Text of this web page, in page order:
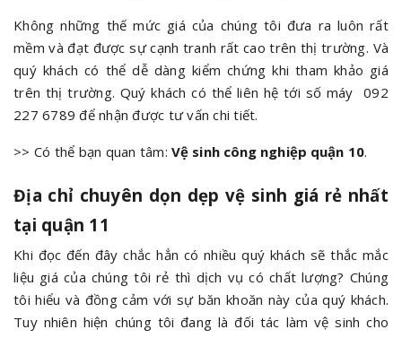
Không những thế mức giá của chúng tôi đưa ra luôn rất
mềm và đạt được sự cạnh tranh rất cao trên thị trường. Và
quý khách có thể dễ dàng kiểm chứng khi tham khảo giá
trên thị trường. Quý khách có thể liên hệ tới số máy 092
227 6789 để nhận được tư vấn chi tiết.
>> Có thể bạn quan tâm: Vệ sinh công nghiệp quận 10.
Địa chỉ chuyên dọn dẹp vệ sinh giá rẻ nhất
tại quận 11
Khi đọc đến đây chắc hẳn có nhiều quý khách sẽ thắc mắc
liệu giá của chúng tôi rẻ thì dịch vụ có chất lượng? Chúng
tôi hiểu và đồng cảm với sự băn khoăn này của quý khách.
Tuy nhiên hiện chúng tôi đang là đối tác làm vệ sinh cho